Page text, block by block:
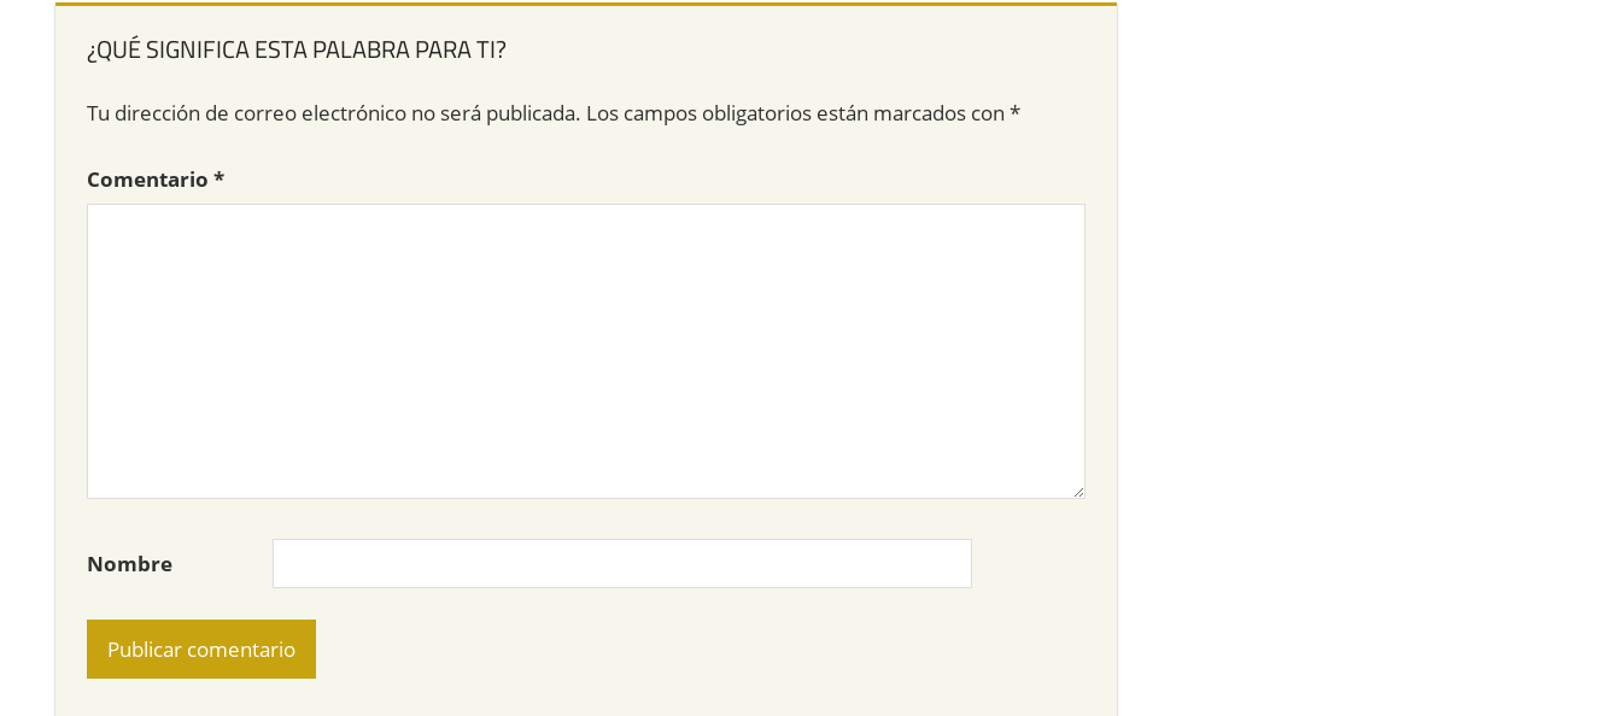
¿QUÉ SIGNIFICA ESTA PALABRA PARA TI?
Tu dirección de correo electrónico no será publicada. Los campos obligatorios están marcados con *
Comentario *
Nombre